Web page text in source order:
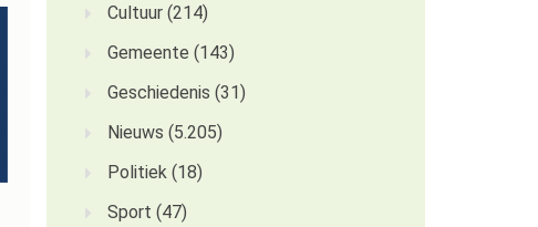
Cultuur (214)
Gemeente (143)
Geschiedenis (31)
Nieuws (5.205)
Politiek (18)
Sport (47)